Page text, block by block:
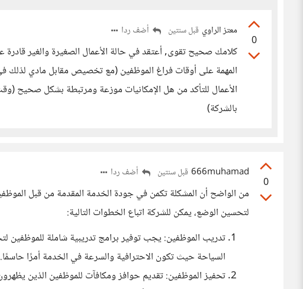
0
معتز الراوي قبل سنتين أضف ردا
كلامك صحيح تقوى, أعتقد في حالة الأعمال الصغيرة والغير
المهمة على أوقات فراغ الموظفين (مع تخصيص مقابل مادي لذلك
الأعمال للتأكد من هل الإمكانيات موزعة ومرتبطة بشكل صحيح
بالشركة)
0
666muhamad قبل سنتين أضف ردا
من الواضح أن المشكلة تكمن في جودة الخدمة المقدمة من قبل
لتحسين الوضع، يمكن للشركة اتباع الخطوات التالية:
تدريب الموظفين: يجب توفير برامج تدريبية شاملة للموظفين
السياحة حيث تكون الاحترافية والسرعة في الخدمة أمرًا حاسمًا.
تحفيز الموظفين: تقديم حوافز ومكافآت للموظفين الذين